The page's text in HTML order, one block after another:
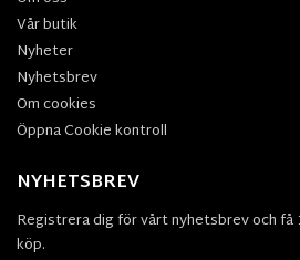
Vår butik
Nyheter
Nyhetsbrev
Om cookies
Öppna Cookie kontroll
NYHETSBREV
Registrera dig för vårt nyhetsbrev och
köp.